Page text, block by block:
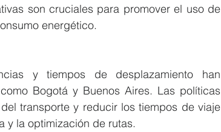
son cruciales para promover el uso de
energético.
y tiempos de desplazamiento han
Bogotá y Buenos Aires. Las políticas
transporte y reducir los tiempos de viaje
y la optimización de rutas.